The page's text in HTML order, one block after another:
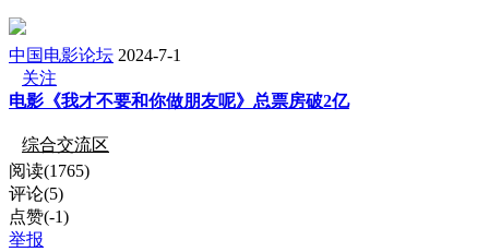
中国电影论坛 2024-7-1
关注
电影《我才不要和你做朋友呢》总票房破2亿
综合交流区
阅读(1765)
评论(5)
点赞(-1)
举报